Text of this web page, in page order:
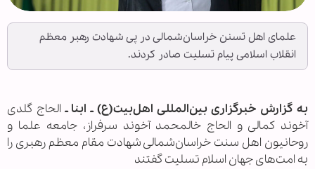
علمای اهل تسنن خراسان‌شمالی در پی شهادت رهبر معظم
انقلاب اسلامی پیام تسلیت صادر کردند.
به گزارش خبرگزاری بین‌المللی اهل‌بیت(ع) ـ ابنا ـ الحاج گلدی
آخوند کمالی و الحاج خالمحمد آخوند سرفراز، جامعه علما و
روحانیون اهل سنت خراسان‌شمالی شهادت مقام معظم رهبری را
به امت‌های جهان اسلام تسلیت گفتند